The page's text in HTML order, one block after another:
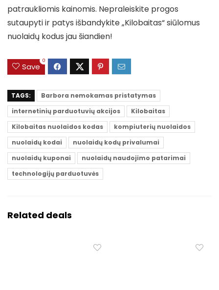
patraukliomis kainomis. Nepraleiskite progos
sutaupyti ir patys išbandykite „Kilobaitas“ siūlomus
nuolaidų kodus jau šiandien!
Save
0
TAGS:
Barbora nemokamas pristatymas
internetinių parduotuvių akcijos
Kilobaitas
Kilobaitas nuolaidos kodas
kompiuterių nuolaidos
nuolaidų kodai
nuolaidų kodų privalumai
nuolaidų kuponai
nuolaidų naudojimo patarimai
technologijų parduotuvės
Related deals